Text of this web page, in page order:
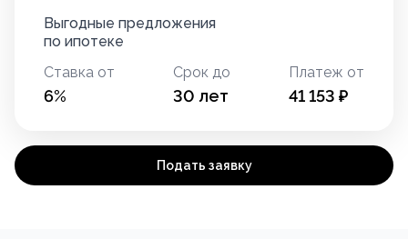
Выгодные предложения
по ипотеке
Ставка от
6%
Срок до
30 лет
Платеж от
41 153 ₽
Подать заявку